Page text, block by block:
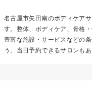
名古屋市矢田南のボディケア
す。整体、ボディケア、骨格
豊富な施設・サービスなどの
う。当日予約できるサロンもあ